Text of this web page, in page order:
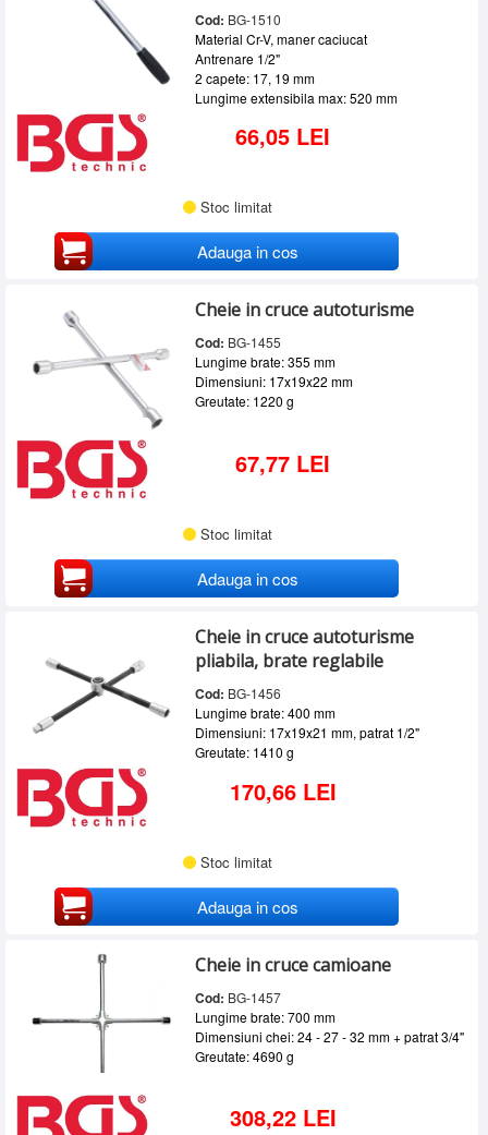
Cod: BG-1510
Material Cr-V, maner caciucat
Antrenare 1/2"
2 capete: 17, 19 mm
Lungime extensibila max: 520 mm
66,05 LEI
Stoc limitat
Adauga in cos
Cheie in cruce autoturisme
Cod: BG-1455
Lungime brate: 355 mm
Dimensiuni: 17x19x22 mm
Greutate: 1220 g
67,77 LEI
Stoc limitat
Adauga in cos
Cheie in cruce autoturisme
pliabila, brate reglabile
Cod: BG-1456
Lungime brate: 400 mm
Dimensiuni: 17x19x21 mm, patrat 1/2"
Greutate: 1410 g
170,66 LEI
Stoc limitat
Adauga in cos
Cheie in cruce camioane
Cod: BG-1457
Lungime brate: 700 mm
Dimensiuni chei: 24 - 27 - 32 mm + patrat 3/4"
Greutate: 4690 g
308,22 LEI